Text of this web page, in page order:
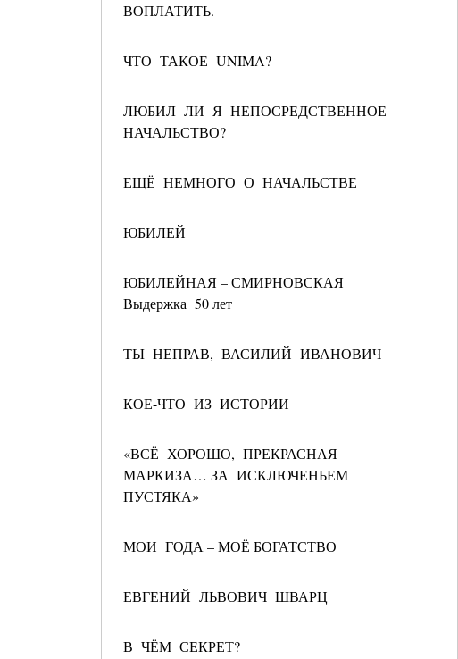
ВОПЛАТИТЬ.
ЧТО ТАКОЕ UNIMA?
ЛЮБИЛ ЛИ Я НЕПОСРЕДСТВЕННОЕ
НАЧАЛЬСТВО?
ЕЩЁ НЕМНОГО О НАЧАЛЬСТВЕ
ЮБИЛЕЙ
ЮБИЛЕЙНАЯ – СМИРНОВСКАЯ
Выдержка 50 лет
ТЫ НЕПРАВ, ВАСИЛИЙ ИВАНОВИЧ
КОЕ-ЧТО ИЗ ИСТОРИИ
«ВСЁ ХОРОШО, ПРЕКРАСНАЯ
МАРКИЗА… ЗА ИСКЛЮЧЕНЬЕМ
ПУСТЯКА»
МОИ ГОДА – МОЁ БОГАТСТВО
ЕВГЕНИЙ ЛЬВОВИЧ ШВАРЦ
В ЧЁМ СЕКРЕТ?